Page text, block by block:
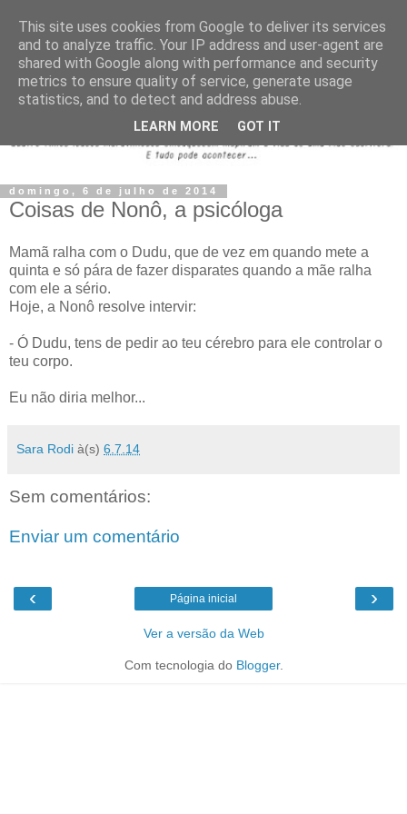
domingo, 6 de julho de 2014
Coisas de Nonô, a psicóloga
Mamã ralha com o Dudu, que de vez em quando mete a
quinta e só pára de fazer disparates quando a mãe ralha
com ele a sério.
Hoje, a Nonô resolve intervir:
- Ó Dudu, tens de pedir ao teu cérebro para ele controlar o
teu corpo.
Eu não diria melhor...
Sara Rodi à(s) 6.7.14
Sem comentários:
Enviar um comentário
‹ ›
Página inicial
Ver a versão da Web
Com tecnologia do Blogger.
This site uses cookies from Google to deliver its services
and to analyze traffic. Your IP address and user-agent are
shared with Google along with performance and security
metrics to ensure quality of service, generate usage
statistics, and to detect and address abuse.
LEARN MORE GOT IT